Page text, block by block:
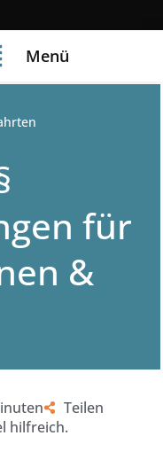
Menü
für
&
Teilen
hilfreich.